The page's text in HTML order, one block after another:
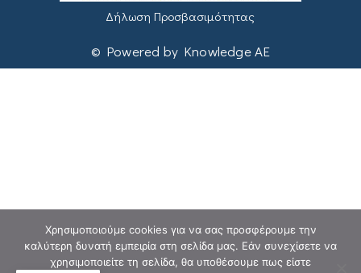
Δήλωση Προσβασιμότητας
© Powered by Knowledge AE
Χρησιμοποιούμε cookies για να σας προσφέρουμε την
καλύτερη δυνατή εμπειρία στη σελίδα μας. Εάν συνεχίσετε να
χρησιμοποιείτε τη σελίδα, θα υποθέσουμε πως είστε